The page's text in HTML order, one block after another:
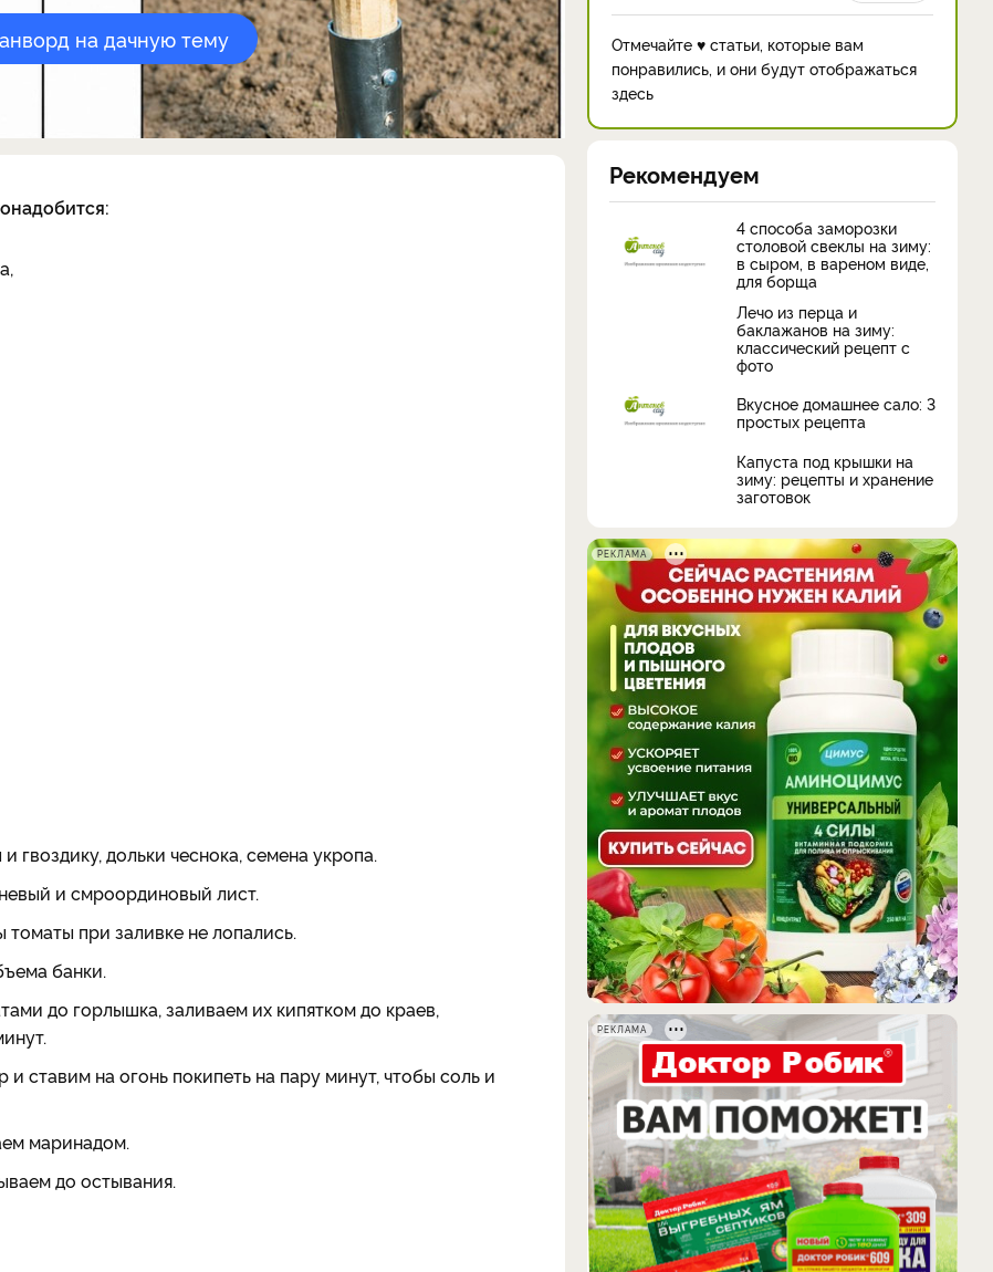
на дачную тему
дольки чеснока, семена укропа.
и смроординовый лист.
при заливке не лопались.
банки.
до горлышка, заливаем их кипятком до краев,
ставим на огонь покипеть на пару минут, чтобы соль и
маринадом.
до остывания.
Отмечайте ♥ статьи, которые вам
понравились, и они будут отображаться
здесь
Рекомендуем
4 способа заморозки
столовой свеклы на зиму:
в сыром, в вареном виде,
для борща
Лечо из перца и
баклажанов на зиму:
классический рецепт с
фото
Вкусное домашнее сало: 3
простых рецепта
Капуста под крышки на
зиму: рецепты и хранение
заготовок
РЕКЛАМА
РЕКЛАМА